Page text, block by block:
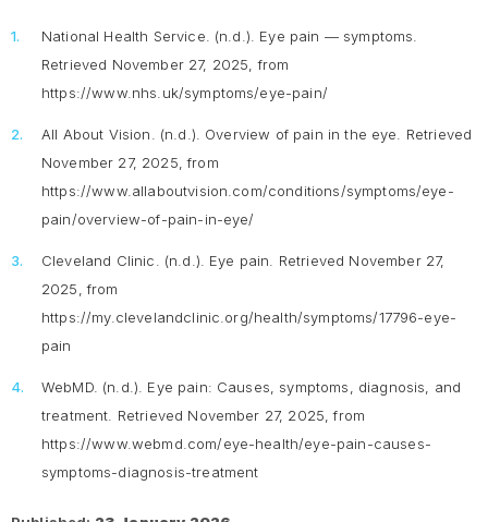
National Health Service. (n.d.). Eye pain — symptoms
Retrieved November 27, 2025, from
https://www.nhs.uk/symptoms/eye-pain/
All About Vision. (n.d.). Overview of pain in the eye.
Retrieved
November 27, 2025, from
https://www.allaboutvision.com/conditions/symptoms/eye-
pain/overview-of-pain-in-eye/
Cleveland Clinic. (n.d.). Eye pain.
Retrieved November 27,
2025, from
https://my.clevelandclinic.org/health/symptoms/17796-eye-
pain
WebMD. (n.d.). Eye pain: Causes, symptoms, diagnosis, and
treatment . Retrieved November 27, 2025, from
https://www.webmd.com/eye-health/eye-pain-causes-
symptoms-diagnosis-treatment